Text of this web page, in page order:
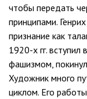
чтобы передать
принципами.
признание как
1920-х гг.
фашизмом,
Художник много
циклом. Его